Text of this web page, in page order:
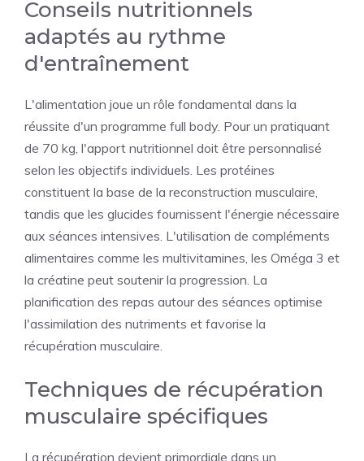
Conseils nutritionnels
adaptés au rythme
d'entraînement
L'alimentation joue un rôle fondamental dans la
réussite d'un programme full body. Pour un pratiquant
de 70 kg, l'apport nutritionnel doit être personnalisé
selon les objectifs individuels. Les protéines
constituent la base de la reconstruction musculaire,
tandis que les glucides fournissent l'énergie nécessaire
aux séances intensives. L'utilisation de compléments
alimentaires comme les multivitamines, les Oméga 3 et
la créatine peut soutenir la progression. La
planification des repas autour des séances optimise
l'assimilation des nutriments et favorise la
récupération musculaire.
Techniques de récupération
musculaire spécifiques
La récupération devient primordiale dans un